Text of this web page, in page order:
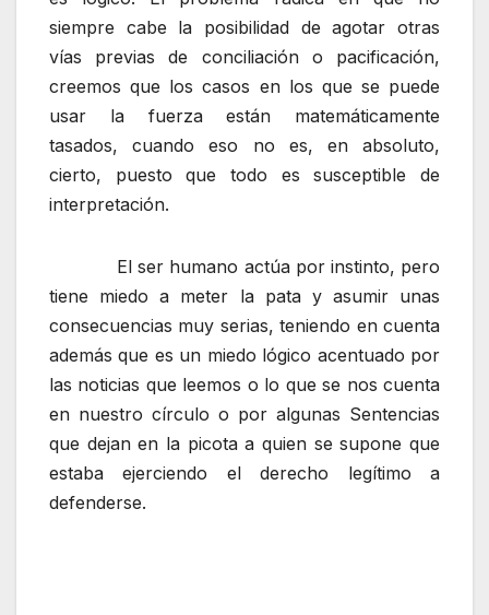
siempre cabe la posibilidad de agotar otras
vías previas de conciliación o pacificación,
creemos que los casos en los que se puede
usar la fuerza están matemáticamente
tasados, cuando eso no es, en absoluto,
cierto, puesto que todo es susceptible de
interpretación.
El ser humano actúa por instinto, pero
tiene miedo a meter la pata y asumir unas
consecuencias muy serias, teniendo en cuenta
además que es un miedo lógico acentuado por
las noticias que leemos o lo que se nos cuenta
en nuestro círculo o por algunas Sentencias
que dejan en la picota a quien se supone que
estaba ejerciendo el derecho legítimo a
defenderse.